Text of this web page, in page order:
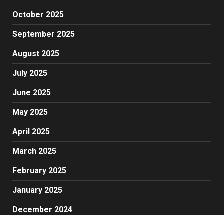
October 2025
September 2025
August 2025
July 2025
June 2025
May 2025
April 2025
March 2025
February 2025
January 2025
December 2024